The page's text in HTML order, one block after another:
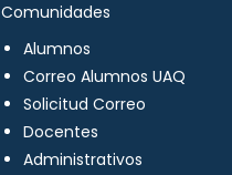
Comunidades
Alumnos
Correo Alumnos UAQ
Solicitud Correo
Docentes
Administrativos